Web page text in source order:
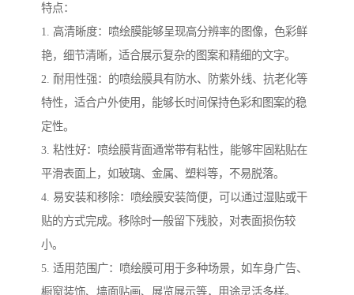
特点：
1. 高清晰度：喷绘膜能够呈现高分辨率的图像，色彩鲜
艳，细节清晰，适合展示复杂的图案和精细的文字。
2. 耐用性强：的喷绘膜具有防水、防紫外线、抗老化等
特性，适合户外使用，能够长时间保持色彩和图案的稳
定性。
3. 粘性好：喷绘膜背面通常带有粘性，能够牢固粘贴在
平滑表面上，如玻璃、金属、塑料等，不易脱落。
4. 易安装和移除：喷绘膜安装简便，可以通过湿贴或干
贴的方式完成。移除时一般留下残胶，对表面损伤较
小。
5. 适用范围广：喷绘膜可用于多种场景，如车身广告、
橱窗装饰、墙面贴画、展览展示等，用途灵活多样。